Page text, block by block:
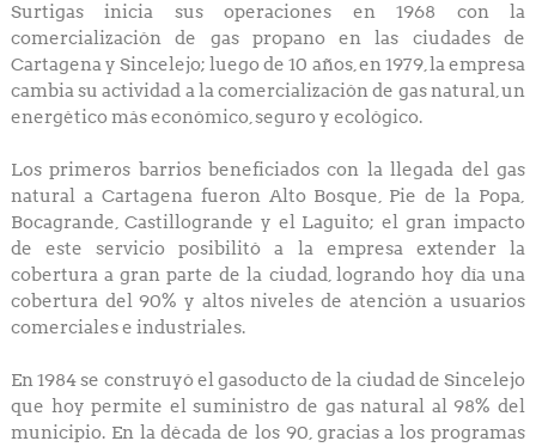
Surtigas inicia sus operaciones en 1968 con la
comercialización de gas propano en las ciudades de
Cartagena y Sincelejo; luego de 10 años, en 1979, la empresa
cambia su actividad a la comercialización de gas natural, un
energético más económico, seguro y ecológico.
Los primeros barrios beneficiados con la llegada del gas
natural a Cartagena fueron Alto Bosque, Pie de la Popa,
Bocagrande, Castillogrande y el Laguito; el gran impacto
de este servicio posibilitó a la empresa extender la
cobertura a gran parte de la ciudad, logrando hoy día una
cobertura del 90% y altos niveles de atención a usuarios
comerciales e industriales.
En 1984 se construyó el gasoducto de la ciudad de Sincelejo
que hoy permite el suministro de gas natural al 98% del
municipio. En la década de los 90, gracias a los programas